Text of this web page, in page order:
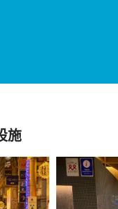
施